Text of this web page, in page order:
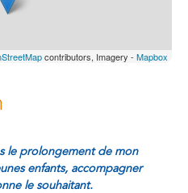
contributors, Imagery - Mapbox
le prolongement de mon
enfants, accompagner
le souhaitant.